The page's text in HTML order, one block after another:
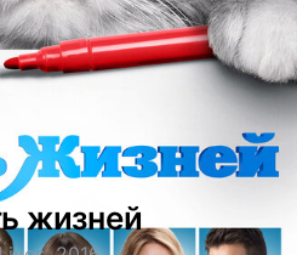
жизней